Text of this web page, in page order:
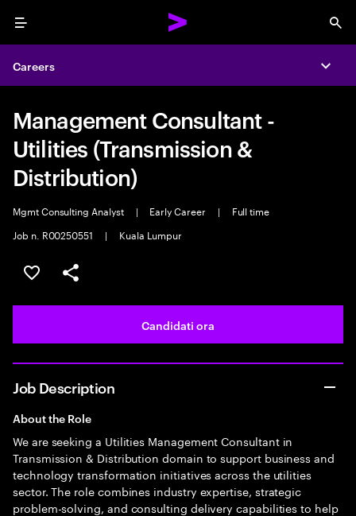
Menu
Careers
Management Consultant -
Utilities (Transmission &
Distribution)
Mgmt Consulting Analyst | Early Career |
Full time
Job n. R00250551
| Kuala Lumpur
Salva l'annuncio
Condividi l'annuncio
Candidati ora
Job Description
About the Role
We are seeking a Utilities Management Consultant in
Transmission & Distribution domain to support business and
technology transformation initiatives across the utilities
sector. The role combines industry expertise, strategic
problem-solving, and consulting delivery capabilities to help